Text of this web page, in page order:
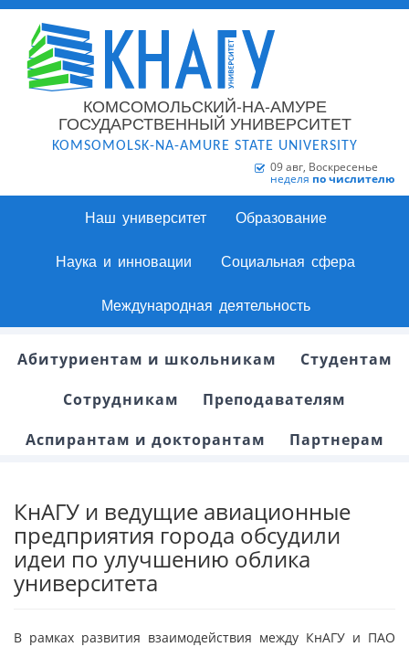
КОМСОМОЛЬСКИЙ-НА-АМУРЕ
ГОСУДАРСТВЕННЫЙ УНИВЕРСИТЕТ
KOMSOMOLSK-NA-AMURE STATE UNIVERSITY
09 авг, Воскресенье
неделя по числителю
Наш университет Образование
Наука и инновации Социальная сфера
Международная деятельность
Абитуриентам и школьникам
Студентам
Сотрудникам
Преподавателям
Аспирантам и докторантам
Партнерам
КнАГУ и ведущие авиационные
предприятия города обсудили
идеи по улучшению облика
университета
В рамках развития взаимодействия между КнАГУ и ПАО